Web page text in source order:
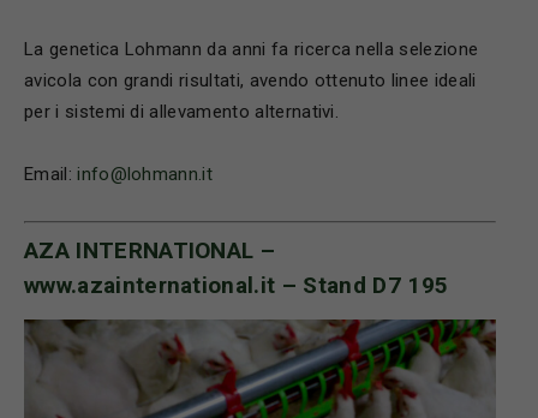
La genetica Lohmann da anni fa ricerca nella selezione
avicola con grandi risultati, avendo ottenuto linee ideali
per i sistemi di allevamento alternativi.
Email:info@lohmann.it
AZA INTERNATIONAL –
www.azainternational.it – Stand D7 195